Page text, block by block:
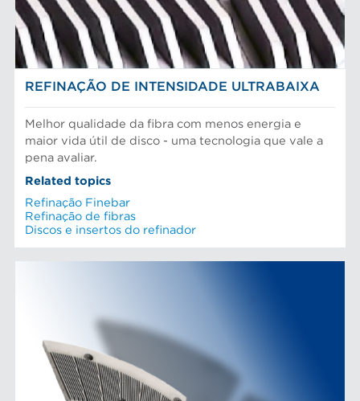
Pasta Mecanica
Refinação de fibras
Testes e laboratório
SOLUÇÕES EM REFINAÇÃO
REFINAÇÃO DE INTENSIDADE ULTRABAIXA
Melhor qualidade da fibra com menos energia e
maior vida útil de disco - uma tecnologia que vale a
pena avaliar.
Related topics
Refinação Finebar
Refinação de fibras
Discos e insertos do refinador